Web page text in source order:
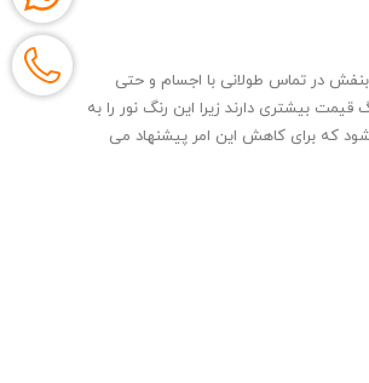
در تماس طولانی با اجسام و حتی
بیشتری دارند زیرا این رنگ نور را به
که برای کاهش این امر پیشنهاد می